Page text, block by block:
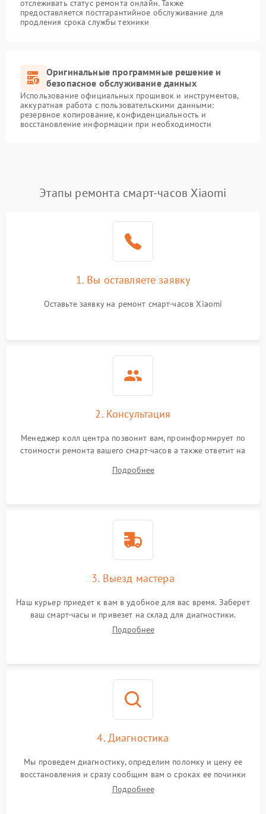
отслеживать статус ремонта онлайн. Также
предоставляется постгарантийное обслуживание для
продления срока службы техники
Оригинальные программные решение и
безопасное обслуживание данных
Использование официальных прошивок и инструментов,
аккуратная работа с пользовательскими данными:
резервное копирование, конфиденциальность и
восстановление информации при необходимости
Этапы ремонта смарт-часов Xiaomi
1. Вы оставляете заявку
Оставьте заявку на ремонт смарт-часов Xiaomi
2. Консультация
Менеджер колл центра позвонит вам, проинформирует по
стоимости ремонта вашего смарт-часов а также ответит на
Подробнее
3. Выезд мастера
Наш курьер приедет к вам в удобное для вас время. Заберет
ваш смарт-часы и привезет на склад для диагностики.
Подробнее
4. Диагностика
Мы проведем диагностику, определим поломку и цену ее
восстановления и сразу сообщим вам о сроках ее починки
Подробнее